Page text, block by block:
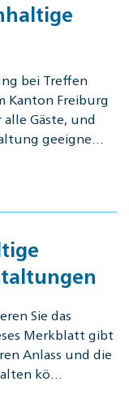
bei Treffen
Kanton Freiburg
Gäste, und
geeigne…
Sie das
Merkblatt gibt
Anlass und die
kö…